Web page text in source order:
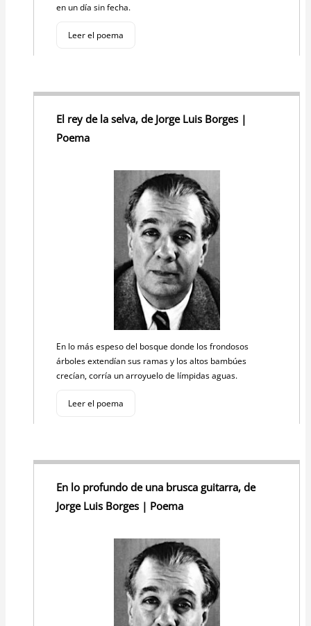
en un día sin fecha.
Leer el poema
El rey de la selva, de Jorge Luis Borges |
Poema
En lo más espeso del bosque donde los frondosos
árboles extendían sus ramas y los altos bambúes
crecían, corría un arroyuelo de límpidas aguas.
Leer el poema
En lo profundo de una brusca guitarra, de
Jorge Luis Borges | Poema